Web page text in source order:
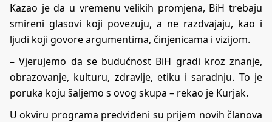
Kazao je da u vremenu velikih promjena, BiH trebaju
smireni glasovi koji povezuju, a ne razdvajaju, kao i
ljudi koji govore argumentima, činjenicama i vizijom.
– Vjerujemo da se budućnost BiH gradi kroz znanje,
obrazovanje, kulturu, zdravlje, etiku i saradnju. To je
poruka koju šaljemo s ovog skupa – rekao je Kurjak.
U okviru programa predviđeni su prijem novih članova